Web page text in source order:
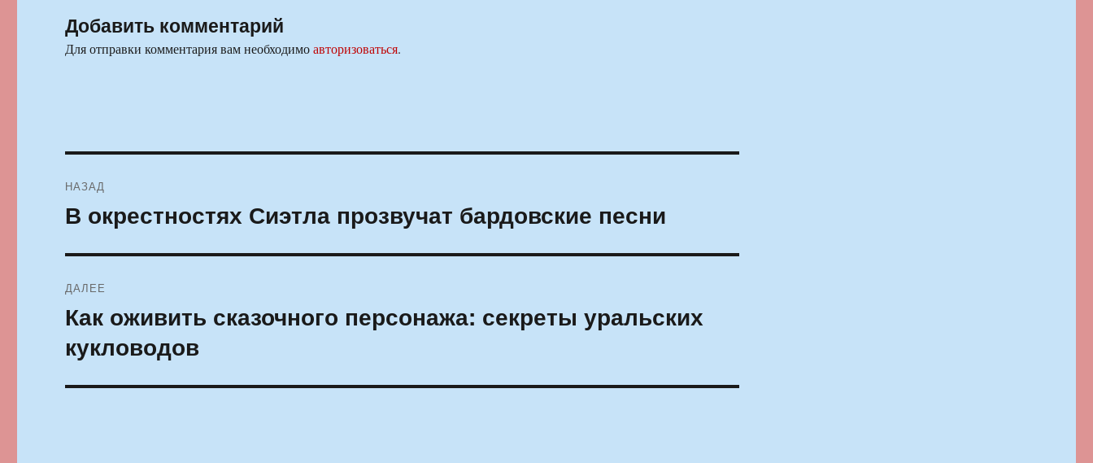
Добавить комментарий
Для отправки комментария вам необходимоавторизоваться.
по
НАЗАД
Предыдущая
В окрестностях Сиэтла прозвучат бардовские песни
ДАЛЕЕ
Следующая
Как оживить сказочного персонажа: секреты уральских
кукловодов